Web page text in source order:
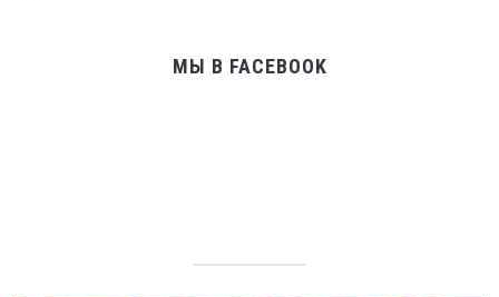
МЫ В FACEBOOK